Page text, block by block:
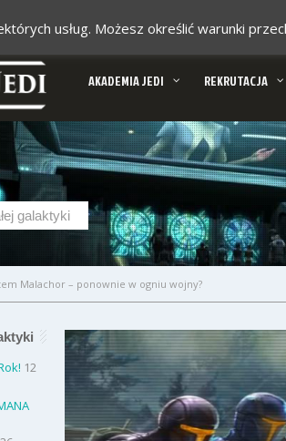
AKADEMIA JEDI REKRUTACJA
galaktyki
Malachor – ponownie w ogniu wojny?
12
usług. Możesz określić warunki